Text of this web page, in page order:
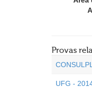
Provas
UFG -